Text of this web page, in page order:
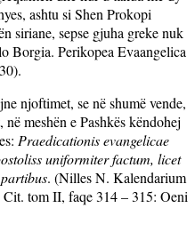
ashtu si Shen Prokopi
siriane, sepse gjuha greke nuk
Borgia. Perikopea Evaangelica
njoftimet, se në shumë vende,
meshën e Pashkës këndohej
Praedicationis evangelicae
uniformiter factum, licet
. (Nilles N. Kalendarium
tom II, faqe 314 – 315: Oeni